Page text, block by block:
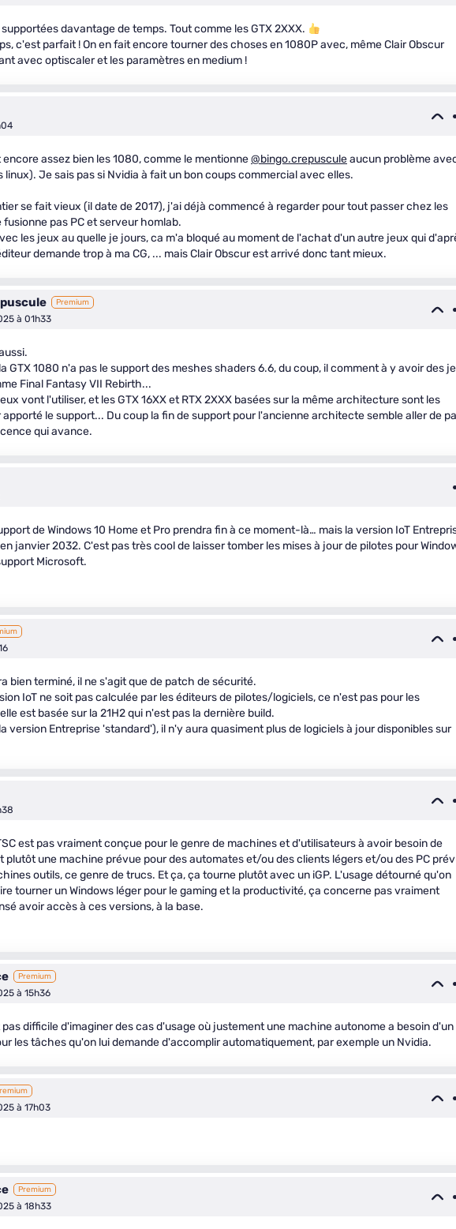
supportées davantage de temps. Tout comme les GTX 2XXX.
c'est parfait ! On en fait encore tourner des choses en 1080P avec, même Clair Obscur
avec optiscaler et les paramètres en medium !
assez bien les 1080, comme le mentionne@bingo.crepusculeaucun problème
linux). Je sais pas si Nvidia à fait un bon coups commercial avec elles.
se fait vieux (il date de 2017), j'ai déjà commencé à regarder pour tout passer chez les
fusionne pas PC et serveur homlab.
les jeux au quelle je jours, ca m'a bloqué au moment de l'achat d'un autre jeux qui
demande trop à ma CG, ... mais Clair Obscur est arrivé donc tant mieux.
Premium
à 01h33
GTX 1080 n'a pas le support des meshes shaders 6.6, du coup, il comment à y avoir des
Final Fantasy VII Rebirth...
vont l'utiliser, et les GTX 16XX et RTX 2XXX basées sur la même architecture sont les
apporté le support... Du coup la fin de support pour l'ancienne architecte semble aller de
qui avance.
de Windows 10 Home et Pro prendra fin à ce moment-là… mais la version IoT
janvier 2032. C'est pas très cool de laisser tomber les mises à jour de pilotes pour
Microsoft.
bien terminé, il ne s'agit que de patch de sécurité.
IoT ne soit pas calculée par les éditeurs de pilotes/logiciels, ce n'est pas pour les
est basée sur la 21H2 qui n'est pas la dernière build.
version Entreprise 'standard'), il n'y aura quasiment plus de logiciels à jour disponibles sur
est pas vraiment conçue pour le genre de machines et d'utilisateurs à avoir besoin de
plutôt une machine prévue pour des automates et/ou des clients légers et/ou des PC
outils, ce genre de trucs. Et ça, ça tourne plutôt avec un iGP. L'usage détourné qu'on
tourner un Windows léger pour le gaming et la productivité, ça concerne pas vraiment
avoir accès à ces versions, à la base.
Premium
à 15h36
pas difficile d'imaginer des cas d'usage où justement une machine autonome a besoin d'un
les tâches qu'on lui demande d'accomplir automatiquement, par exemple un Nvidia.
à 17h03
Premium
à 18h33